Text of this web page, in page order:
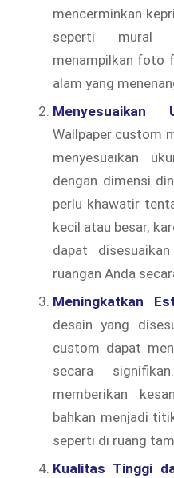
mencerminkan
seperti mural
menampilkan foto
alam yang
Wallpaper custom
menyesuaikan
dengan dimensi
perlu khawatir
kecil atau besar,
dapat
ruangan Anda
Meningkatkan
desain yang
custom dapat
secara
memberikan
bahkan menjadi
seperti di ruang
Kualitas Tinggi